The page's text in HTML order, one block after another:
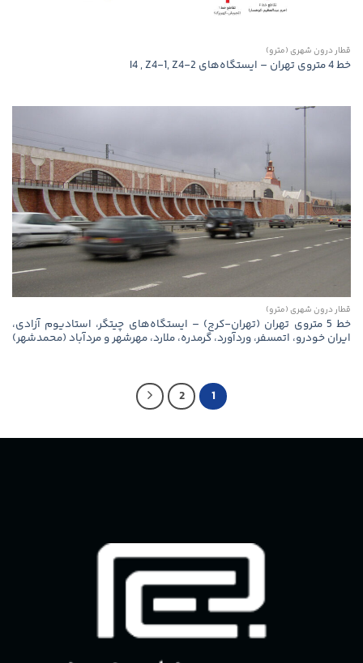
قطار درون شهری (مترو)
خط 4 متروی تهران – ایستگاه‌های I4 , Z4-1, Z4-2
قطار درون شهری (مترو)
خط 5 متروی تهران (تهران-کرج) – ایستگاه‌های چیتگر، استادیوم آزادی،
ایران خودرو، اتمسفر، وردآورد، گرمدره، ملارد، مهرشهر و مردآباد (محمدشهر)
1
2